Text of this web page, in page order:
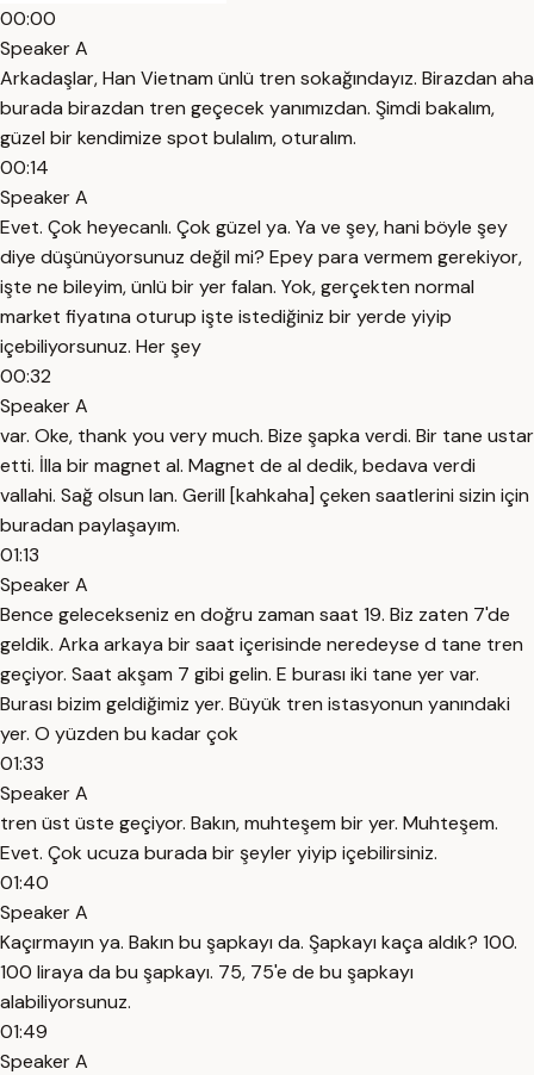
00:00
Speaker A
Arkadaşlar, Han Vietnam ünlü tren sokağındayız. Birazdan aha
burada birazdan tren geçecek yanımızdan. Şimdi bakalım,
güzel bir kendimize spot bulalım, oturalım.
00:14
Speaker A
Evet. Çok heyecanlı. Çok güzel ya. Ya ve şey, hani böyle şey
diye düşünüyorsunuz değil mi? Epey para vermem gerekiyor,
işte ne bileyim, ünlü bir yer falan. Yok, gerçekten normal
market fiyatına oturup işte istediğiniz bir yerde yiyip
içebiliyorsunuz. Her şey
00:32
Speaker A
var. Oke, thank you very much. Bize şapka verdi. Bir tane ustar
etti. İlla bir magnet al. Magnet de al dedik, bedava verdi
vallahi. Sağ olsun lan. Gerill [kahkaha] çeken saatlerini sizin için
buradan paylaşayım.
01:13
Speaker A
Bence gelecekseniz en doğru zaman saat 19. Biz zaten 7'de
geldik. Arka arkaya bir saat içerisinde neredeyse d tane tren
geçiyor. Saat akşam 7 gibi gelin. E burası iki tane yer var.
Burası bizim geldiğimiz yer. Büyük tren istasyonun yanındaki
yer. O yüzden bu kadar çok
01:33
Speaker A
tren üst üste geçiyor. Bakın, muhteşem bir yer. Muhteşem.
Evet. Çok ucuza burada bir şeyler yiyip içebilirsiniz.
01:40
Speaker A
Kaçırmayın ya. Bakın bu şapkayı da. Şapkayı kaça aldık? 100.
100 liraya da bu şapkayı. 75, 75'e de bu şapkayı
alabiliyorsunuz.
01:49
Speaker A